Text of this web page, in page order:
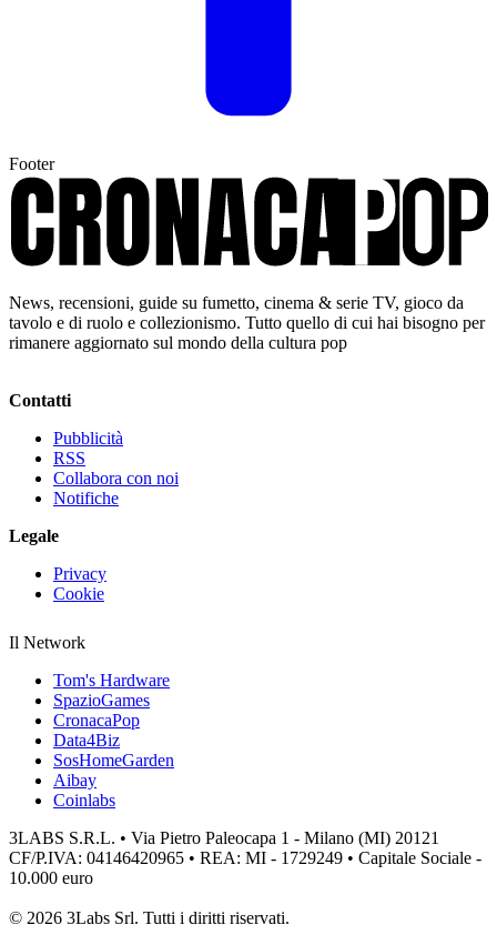
Footer
News, recensioni, guide su fumetto, cinema & serie TV, gioco da
tavolo e di ruolo e collezionismo. Tutto quello di cui hai bisogno per
rimanere aggiornato sul mondo della cultura pop
Contatti
Pubblicità
RSS
Collabora con noi
Notifiche
Legale
Privacy
Cookie
Il Network
Tom's Hardware
SpazioGames
CronacaPop
Data4Biz
SosHomeGarden
Aibay
Coinlabs
3LABS S.R.L. • Via Pietro Paleocapa 1 - Milano (MI) 20121
CF/P.IVA: 04146420965 • REA: MI - 1729249 • Capitale Sociale -
10.000 euro
© 2026 3Labs Srl. Tutti i diritti riservati.